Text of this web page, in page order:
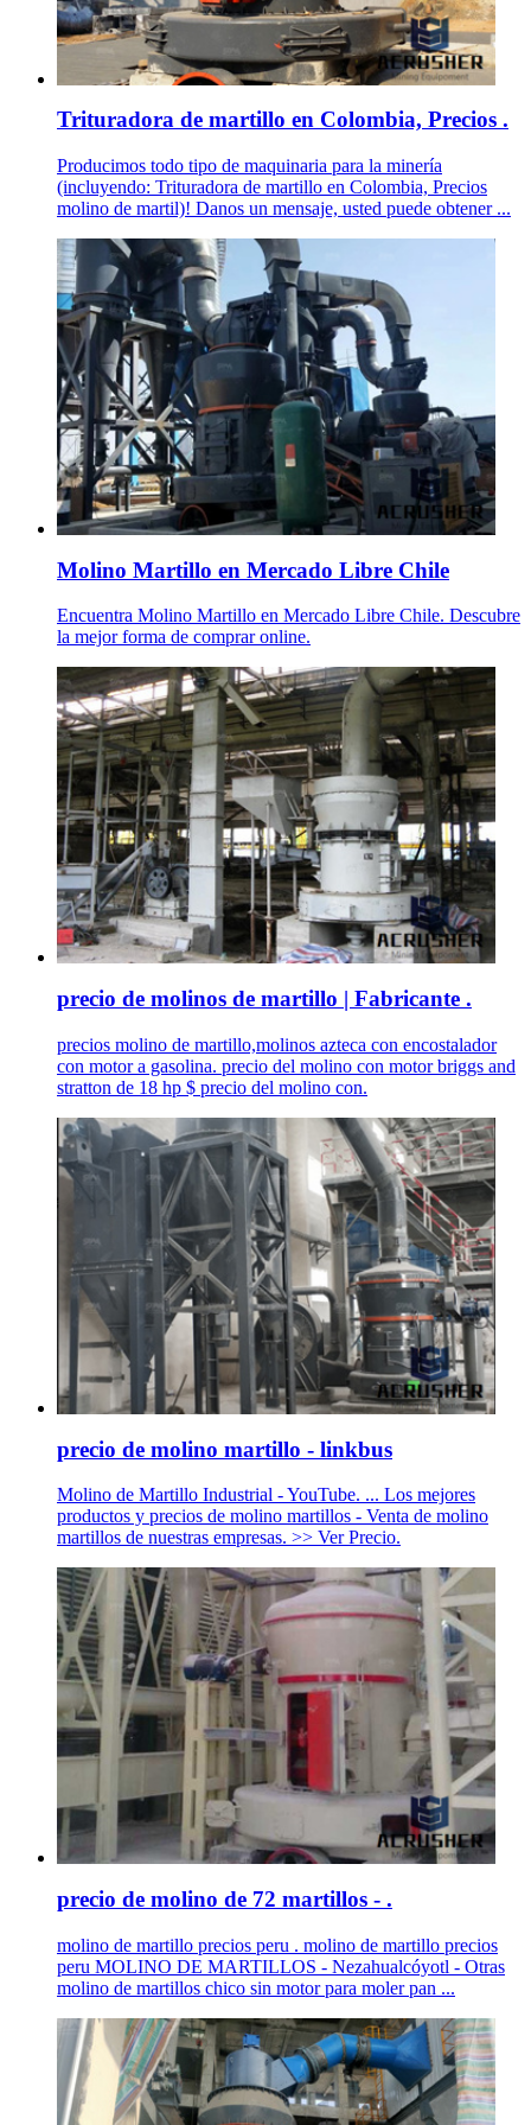
Trituradora de martillo en Colombia, Precios .
Producimos todo tipo de maquinaria para la minería
(incluyendo: Trituradora de martillo en Colombia, Precios
molino de martil)! Danos un mensaje, usted puede obtener ...
Molino Martillo en Mercado Libre Chile
Encuentra Molino Martillo en Mercado Libre Chile. Descubre
la mejor forma de comprar online.
precio de molinos de martillo | Fabricante .
precios molino de martillo,molinos azteca con encostalador
con motor a gasolina. precio del molino con motor briggs and
stratton de 18 hp $ precio del molino con.
precio de molino martillo - linkbus
Molino de Martillo Industrial - YouTube. ... Los mejores
productos y precios de molino martillos - Venta de molino
martillos de nuestras empresas. >> Ver Precio.
precio de molino de 72 martillos - .
molino de martillo precios peru . molino de martillo precios
peru MOLINO DE MARTILLOS - Nezahualcóyotl - Otras
molino de martillos chico sin motor para moler pan ...